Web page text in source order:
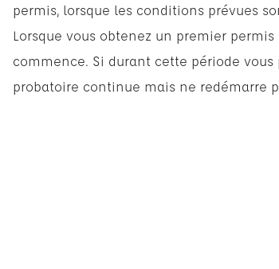
permis, lorsque les conditions prévues
Lorsque vous obtenez un premier
commence. Si durant cette période
probatoire continue mais ne redémarre